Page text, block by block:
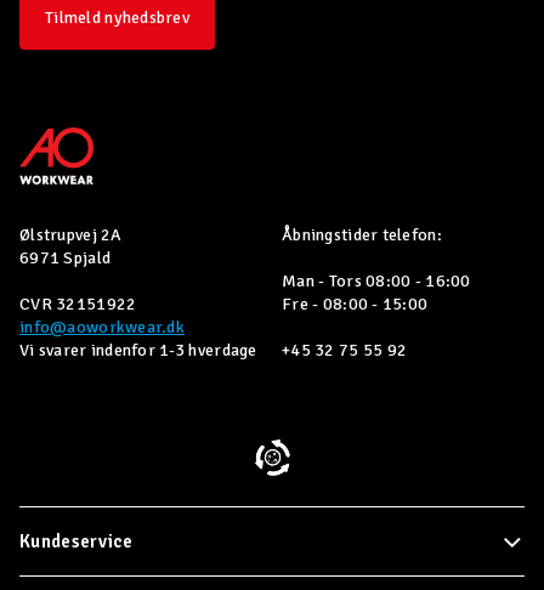
Tilmeld nyhedsbrev
Ølstrupvej 2A
6971 Spjald
CVR 32151922
info@aoworkwear.dk
Vi svarer indenfor 1-3 hverdage
Åbningstider telefon:
Man - Tors 08:00 - 16:00
Fre - 08:00 - 15:00
+45 32 75 55 92
Kundeservice